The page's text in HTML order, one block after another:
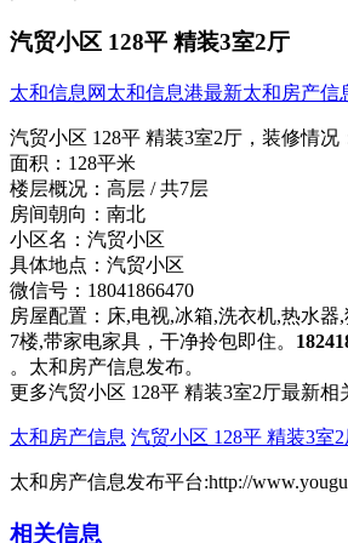
汽贸小区 128平 精装3室2厅
太和信息网 太和信息港最新太和房产信
汽贸小区 128平 精装3室2厅， 装修情况
面积： 128平米
楼层概况： 高层 / 共7层
房间朝向： 南北
小区名： 汽贸小区
具体地点： 汽贸小区
微信号： 18041866470
房屋配置： 床,电视,冰箱,洗衣机,热水
7楼,带家电家具，干净拎包即住。
。太和房产信息发布。
更多汽贸小区 128平 精装3室2厅最新相
太和房产信息 汽贸小区 128平 精装3室
太和房产信息发布平台:http://
相关信息